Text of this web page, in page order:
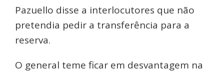
Pazuello disse a interlocutores que não
pretendia pedir a transferência para a
reserva.
O general teme ficar em desvantagem na